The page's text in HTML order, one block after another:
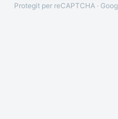
Protegit per reCAPTCHA ·